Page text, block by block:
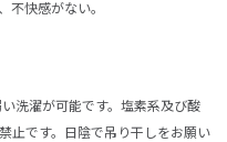
不快感がない。
洗濯が可能です。塩素系及び酸
止です。日陰で吊り干しをお願い